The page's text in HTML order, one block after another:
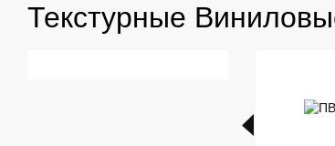
Текстурные